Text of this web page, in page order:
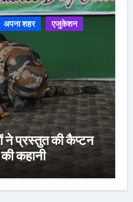
अपना शहर
एजुकेशन
ने प्रस्तुत की कैप्टन
कहानी